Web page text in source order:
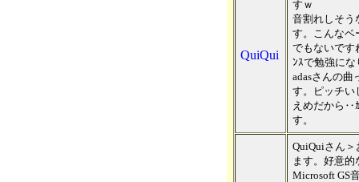
QuiQui
すｗ
音割れしそう
す。こんな
でもないです
ﾝｽで勉強にな
adasさんの
す。ピッチい
えめだから‥
す。
QuiQuiさん
ます。好意
Microsoft GS